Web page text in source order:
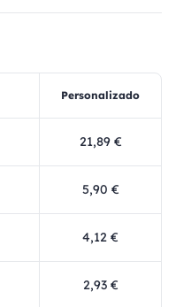
Personalizado
21,89 €
5,90 €
4,12 €
2,93 €